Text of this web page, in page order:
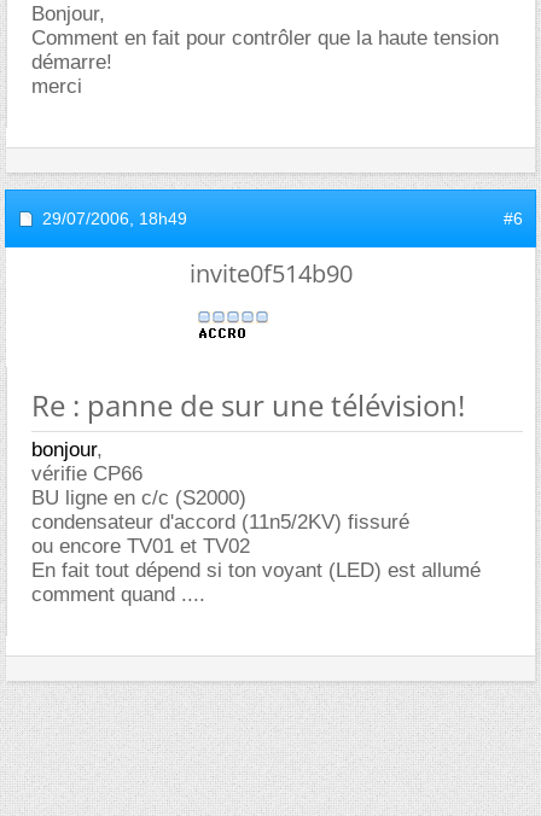
Bonjour,
Comment en fait pour contrôler que la haute tension
démarre!
merci
29/07/2006, 18h49 #6
invite0f514b90
Re : panne de sur une télévision!
bonjour,
vérifie CP66
BU ligne en c/c (S2000)
condensateur d'accord (11n5/2KV) fissuré
ou encore TV01 et TV02
En fait tout dépend si ton voyant (LED) est allumé
comment quand ....